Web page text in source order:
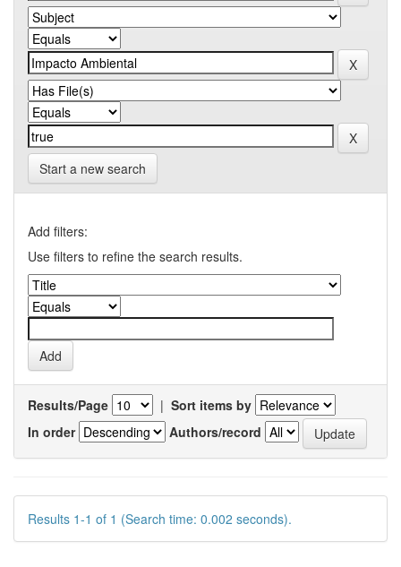
Start a new search
Add filters:
Use filters to refine the search results.
Results/Page | Sort items by
In order
Authors/record
Results 1-1 of 1 (Search time: 0.002 seconds).